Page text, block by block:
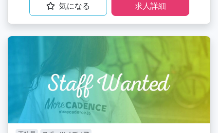
気になる 求人詳細